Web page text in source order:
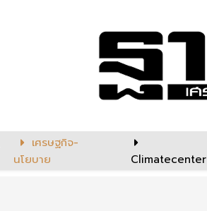
เศรษฐกิจ-
นโยบาย
Climatecenter